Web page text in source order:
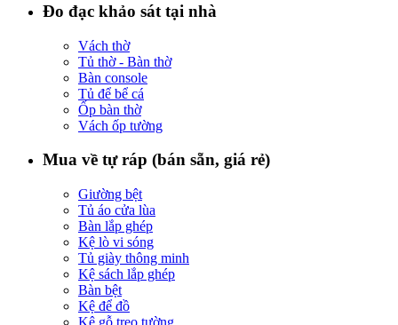
Đo đạc khảo sát tại nhà
Vách thờ
Tủ thờ - Bàn thờ
Bàn console
Tủ để bể cá
Ốp bàn thờ
Vách ốp tường
Mua về tự ráp (bán sẵn, giá rẻ)
Giường bệt
Tủ áo cửa lùa
Bàn lắp ghép
Kệ lò vi sóng
Tủ giày thông minh
Kệ sách lắp ghép
Bàn bệt
Kệ để đồ
Kệ gỗ treo tường